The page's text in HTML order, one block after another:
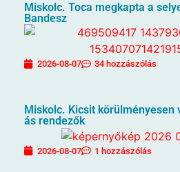
Miskolc. Toca megkapta a
Bandesz
2026-08-07 34 hozzászólás
Miskolc. Kicsit körülményesen
ás rendezők
2026-08-07 1 hozzászólás